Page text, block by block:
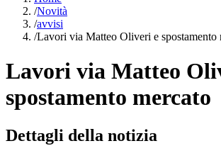
/Novità
/avvisi
/Lavori via Matteo Oliveri e spostamento
Lavori via Matteo
spostamento mercato
Dettagli della notizia